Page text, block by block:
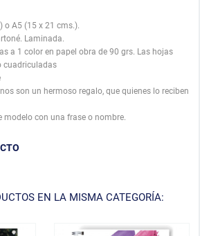
o A5 (15 x 21 cms.).
Laminada.
a 1 color en papel obra de 90 grs. Las hojas
cuadriculadas
son un hermoso regalo, que quienes lo reciben
modelo con una frase o nombre.
EN LA MISMA CATEGORÍA: